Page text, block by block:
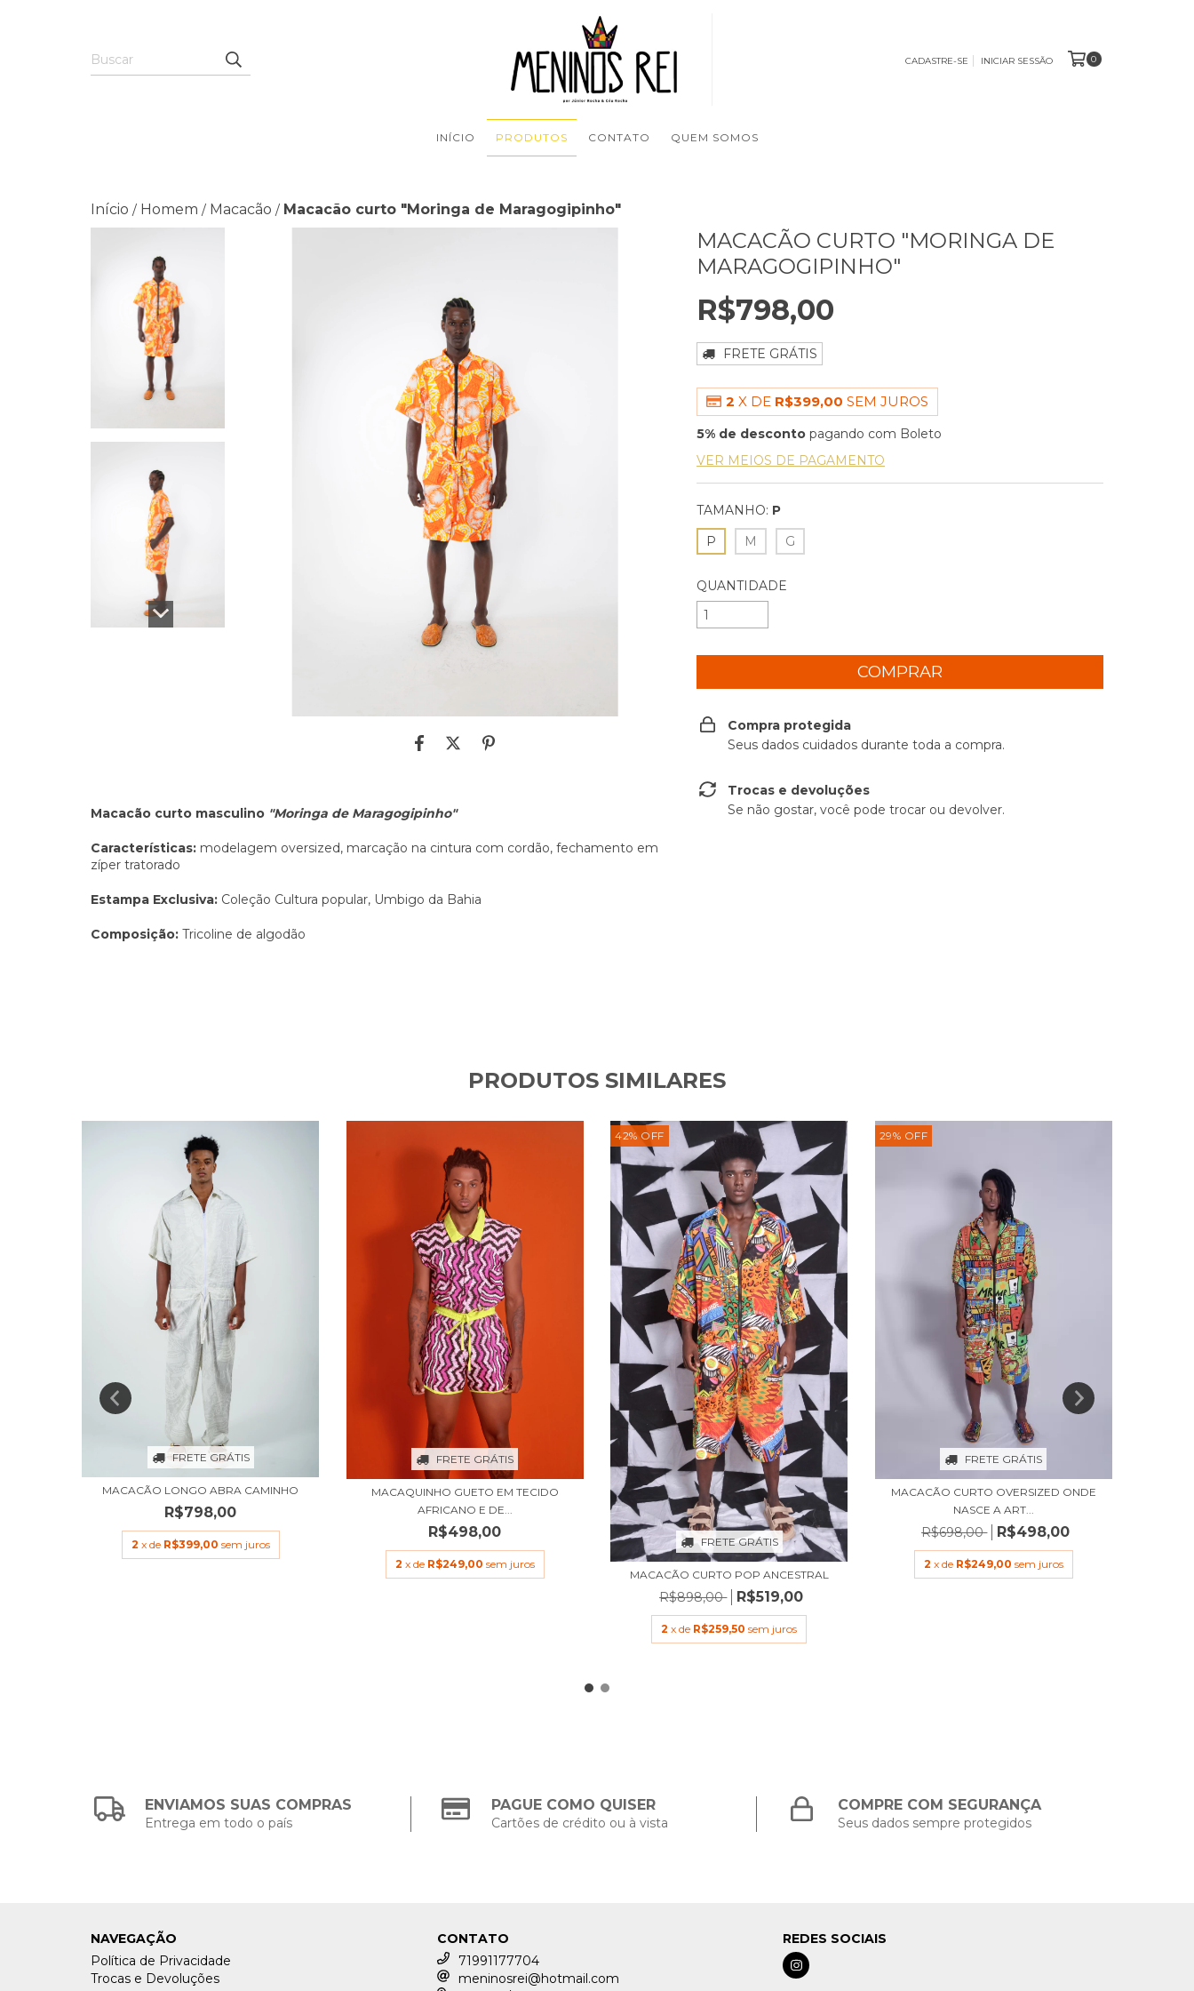
CADASTRE-SE INICIAR SESSÃO 0
INÍCIO PRODUTOS CONTATO QUEM SOMOS
Início / Homem / Macacão / Macacão curto "Moringa de Maragogipinho"
Macacão curto masculino "Moringa de Maragogipinho"
Características: modelagem oversized, marcação na cintura com cordão, fechamento em
zíper tratorado
Estampa Exclusiva: Coleção Cultura popular, Umbigo da Bahia
Composição: Tricoline de algodão
MACACÃO CURTO "MORINGA DE
MARAGOGIPINHO"
R$798,00
FRETE GRÁTIS
2 X DE R$399,00 SEM JUROS
5% de desconto pagando com Boleto
VER MEIOS DE PAGAMENTO
TAMANHO: P
P
M G
QUANTIDADE
Compra protegida
Seus dados cuidados durante toda a compra.
Trocas e devoluções
Se não gostar, você pode trocar ou devolver.
PRODUTOS SIMILARES
FRETE GRÁTIS
MACACÃO LONGO ABRA CAMINHO
R$798,00
2 x de R$399,00 sem juros
FRETE GRÁTIS
MACAQUINHO GUETO EM TECIDO
AFRICANO E DE...
R$498,00
2 x de R$249,00 sem juros
42% OFF
FRETE GRÁTIS
MACACÃO CURTO POP ANCESTRAL
R$898,00 R$519,00
2 x de R$259,50 sem juros
29% OFF
FRETE GRÁTIS
MACACÃO CURTO OVERSIZED ONDE
NASCE A ART...
R$698,00 R$498,00
2 x de R$249,00 sem juros
ENVIAMOS SUAS COMPRAS
Entrega em todo o país
PAGUE COMO QUISER
Cartões de crédito ou à vista
COMPRE COM SEGURANÇA
Seus dados sempre protegidos
NAVEGAÇÃO
Política de Privacidade
Trocas e Devoluções
CONTATO
71991177704
meninosrei@hotmail.com
REDES SOCIAIS